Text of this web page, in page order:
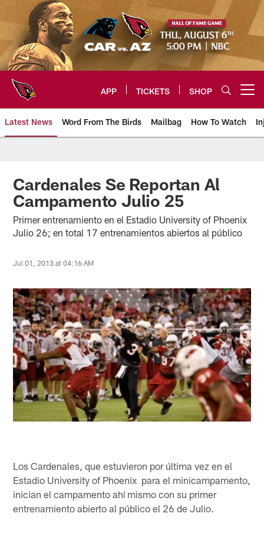
Skip
to
main
content
APP TICKETS SHOP
Latest News Word From The Birds Mailbag How To Watch
Arizona Cardinals Home: The
Cardenales Se Reportan Al
Campamento Julio 25
Primer entrenamiento en el Estadio University of Phoenix
Julio 26; en total 17 entrenamientos abiertos al público
Jul 01, 2013 at 04:16 AM
Los Cardenales, que estuvieron por última vez en el
Estadio University of Phoenix para el minicampamento,
inician el campamento ahí mismo con su primer
entrenamiento abierto al público el 26 de Julio.